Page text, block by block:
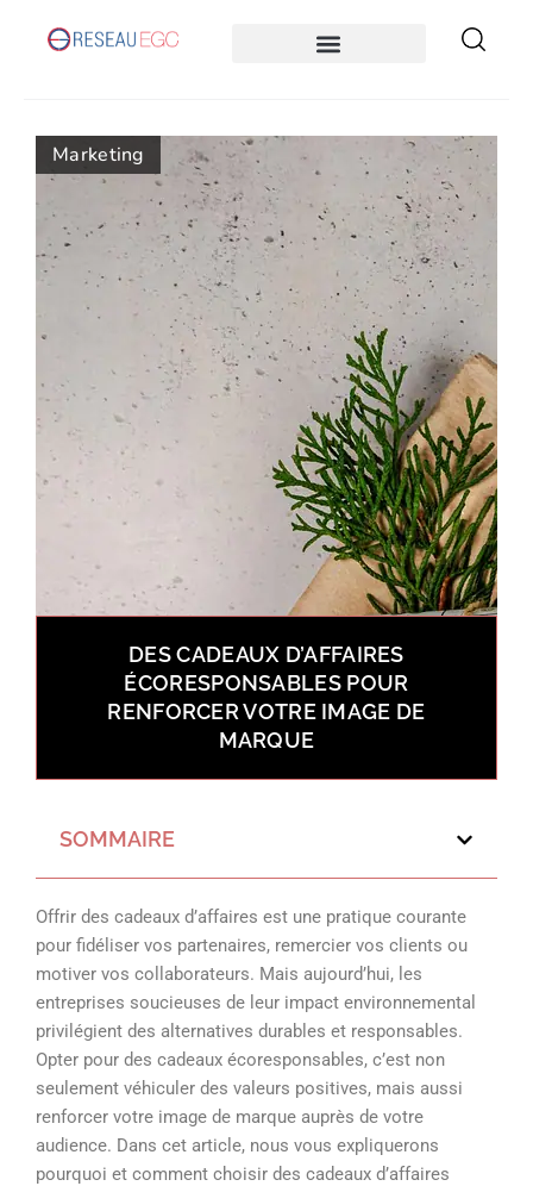
Marketing
DES CADEAUX D’AFFAIRES
ÉCORESPONSABLES POUR
RENFORCER VOTRE IMAGE DE
MARQUE
SOMMAIRE
Offrir des cadeaux d’affaires est une pratique courante
pour fidéliser vos partenaires, remercier vos clients ou
motiver vos collaborateurs. Mais aujourd’hui, les
entreprises soucieuses de leur impact environnemental
privilégient des alternatives durables et responsables.
Opter pour des cadeaux écoresponsables, c’est non
seulement véhiculer des valeurs positives, mais aussi
renforcer votre image de marque auprès de votre
audience. Dans cet article, nous vous expliquerons
pourquoi et comment choisir des cadeaux d’affaires